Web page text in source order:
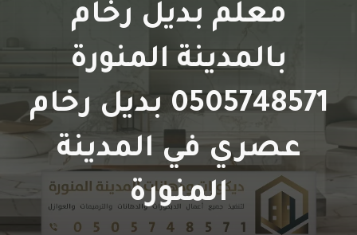
معلم بديل رخام
بالمدينة المنورة
0505748571 بديل رخام
عصري في المدينة
المنورة